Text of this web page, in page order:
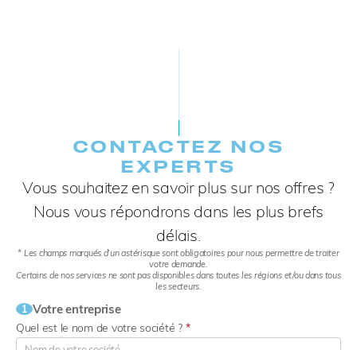
CONTACTEZ NOS
EXPERTS​
Vous souhaitez en savoir plus sur nos offres ?
Nous vous répondrons dans les plus brefs
délais.
* Les champs marqués d’un astérisque sont obligatoires pour nous permettre de traiter
votre demande.
Certains de nos services ne sont pas disponibles dans toutes les régions et/ou dans tous
les secteurs.
1 Votre entreprise
Quel est le nom de votre société ? *